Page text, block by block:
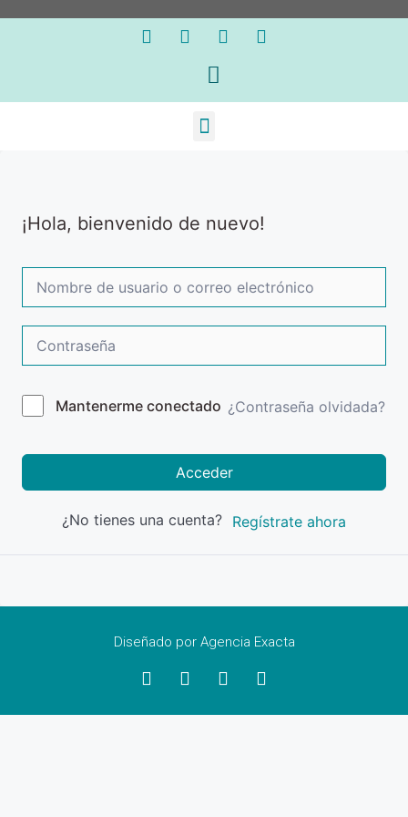
¡Hola, bienvenido de nuevo!
Mantenerme conectado ¿Contraseña olvidada?
Acceder
¿No tienes una cuenta? Regístrate ahora
Diseñado por Agencia Exacta